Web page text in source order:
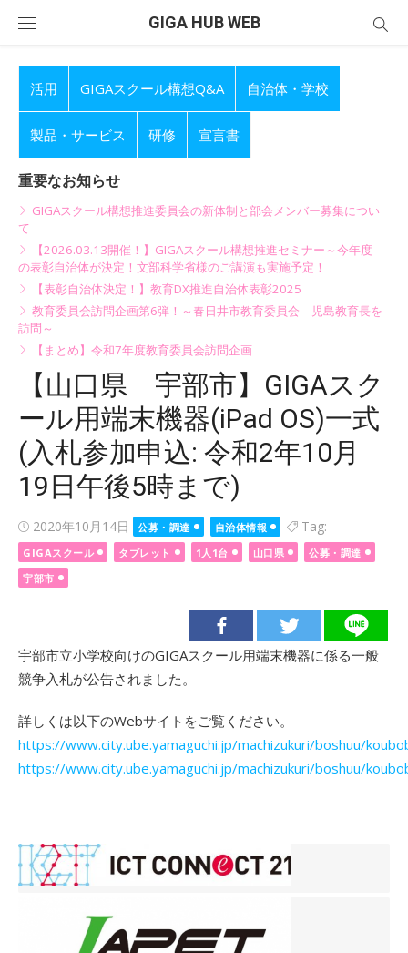
GIGA HUB WEB
活用 GIGAスクール構想Q&A 自治体・学校
製品・サービス 研修 宣言書
重要なお知らせ
GIGAスクール構想推進委員会の新体制と部会メンバー募集につい
て
【2026.03.13開催！】GIGAスクール構想推進セミナー～今年度
の表彰自治体が決定！文部科学省様のご講演も実施予定！
【表彰自治体決定！】教育DX推進自治体表彰2025
教育委員会訪問企画第6弾！～春日井市教育委員会 児島教育長を
訪問～
【まとめ】令和7年度教育委員会訪問企画
【山口県 宇部市】GIGAスク
ール用端末機器(iPad OS)一式
(入札参加申込: 令和2年10月
19日午後5時まで)
Posted
on
2020年10月14日 公募・調達 自治体情報 Tag:
GIGAスクール タブレット 1人1台 山口県
公募・調達
宇部市
宇部市立小学校向けのGIGAスクール用端末機器に係る一般
競争入札が公告されました。
詳しくは以下のWebサイトをご覧ください。
https://www.city.ube.yamaguchi.jp/machizukuri/boshuu/
https://www.city.ube.yamaguchi.jp/machizukuri/boshuu/